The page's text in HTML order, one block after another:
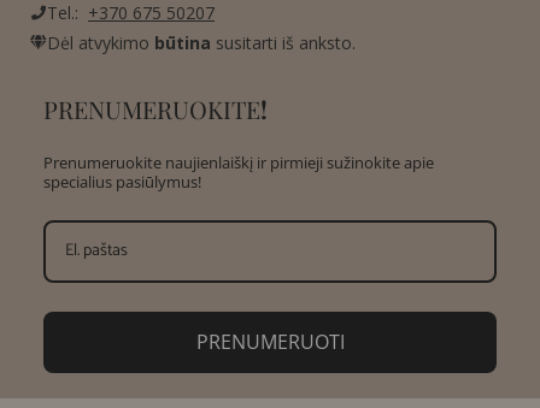
Tel.: +370 675 50207
Dėl atvykimo būtina susitarti iš anksto.
PRENUMERUOKITE!
Prenumeruokite naujienlaiškį ir pirmieji sužinokite apie
specialius pasiūlymus!
PRENUMERUOTI